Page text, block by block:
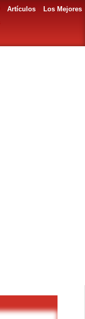
Artículos
Los Mejores